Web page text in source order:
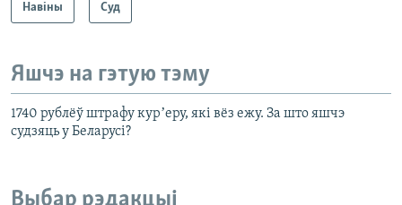
Навіны Суд
Яшчэ на гэтую тэму
1740 рублёў штрафу курʼеру, які вёз ежу. За што яшчэ
судзяць у Беларусі?
Выбар рэдакцыі